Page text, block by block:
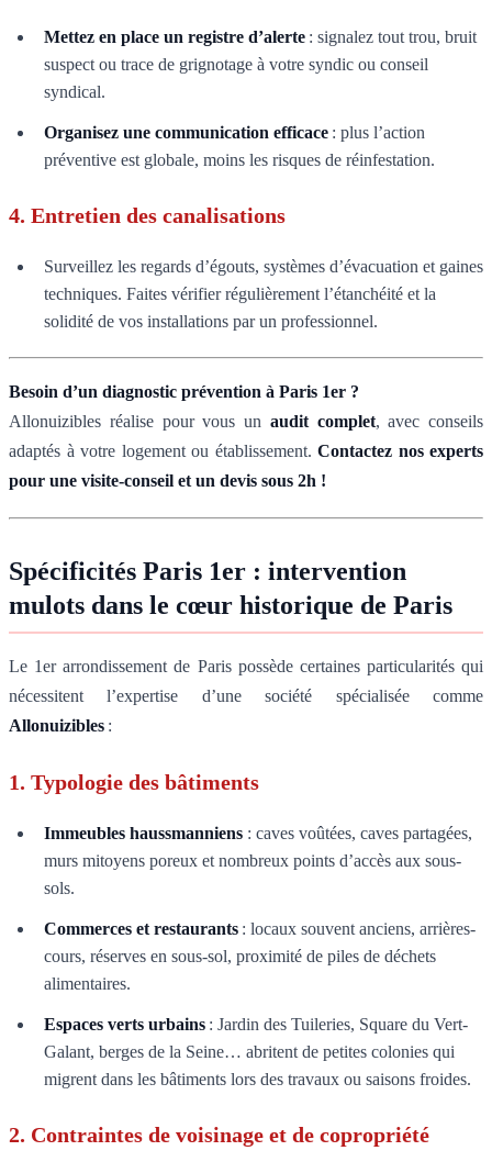
Mettez en place un registre d’alerte : signalez tout trou, bruit
suspect ou trace de grignotage à votre syndic ou conseil
syndical.
Organisez une communication efficace : plus l’action
préventive est globale, moins les risques de réinfestation.
4. Entretien des canalisations
Surveillez les regards d’égouts, systèmes d’évacuation et gaines
techniques. Faites vérifier régulièrement l’étanchéité et la
solidité de vos installations par un professionnel.
Besoin d’un diagnostic prévention à Paris 1er ?
Allonuizibles réalise pour vous un audit complet, avec conseils
adaptés à votre logement ou établissement. Contactez nos experts
pour une visite-conseil et un devis sous 2h !
Spécificités Paris 1er : intervention
mulots dans le cœur historique de Paris
Le 1er arrondissement de Paris possède certaines particularités qui
nécessitent l’expertise d’une société spécialisée comme
Allonuizibles :
1. Typologie des bâtiments
Immeubles haussmanniens : caves voûtées, caves partagées,
murs mitoyens poreux et nombreux points d’accès aux sous-
sols.
Commerces et restaurants : locaux souvent anciens, arrières-
cours, réserves en sous-sol, proximité de piles de déchets
alimentaires.
Espaces verts urbains : Jardin des Tuileries, Square du Vert-
Galant, berges de la Seine… abritent de petites colonies qui
migrent dans les bâtiments lors des travaux ou saisons froides.
2. Contraintes de voisinage et de copropriété